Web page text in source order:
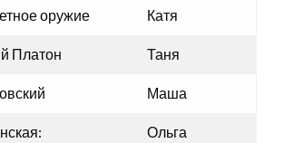
оружие Катя
Платон Таня
Маша
Ольга